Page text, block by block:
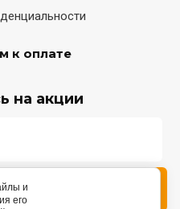
к оплате
на акции
и
его